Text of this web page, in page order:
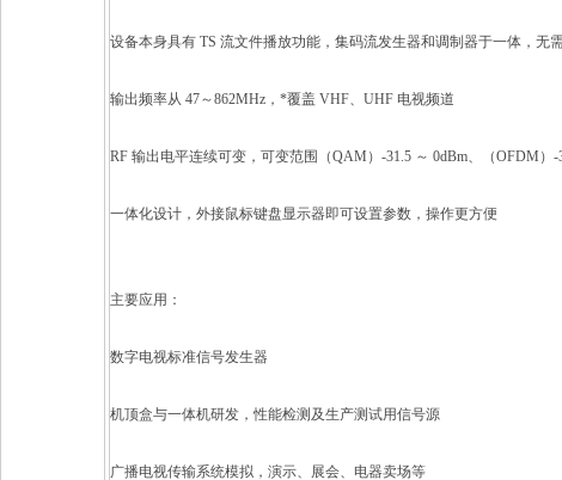
设备本身具有 TS 流文件播放功能，集码流发生器和调制器于一体，无
输出频率从 47～862MHz，*覆盖 VHF、UHF 电视频道
RF 输出电平连续可变，可变范围（QAM）-31.5 ～ 0dBm、（OFDM
一体化设计，外接鼠标键盘显示器即可设置参数，操作更方便
主要应用：
数字电视标准信号发生器
机顶盒与一体机研发，性能检测及生产测试用信号源
广播电视传输系统模拟，演示、展会、电器卖场等